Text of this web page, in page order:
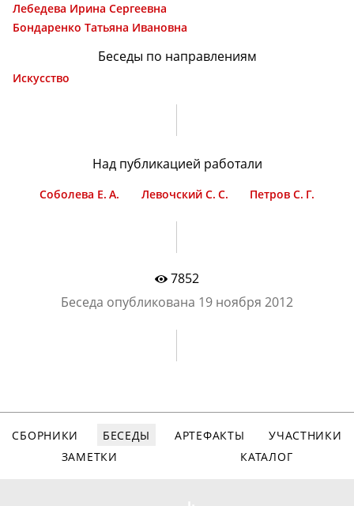
Лебедева Ирина Сергеевна
Бондаренко Татьяна Ивановна
Беседы по направлениям
Искусство
Над публикацией работали
Соболева Е. А. Левочский С. С. Петров С. Г.
7852
Беседа опубликована 19 ноября 2012
СБОРНИКИ БЕСЕДЫ АРТЕФАКТЫ
УЧАСТНИКИ
ЗАМЕТКИ
КАТАЛОГ